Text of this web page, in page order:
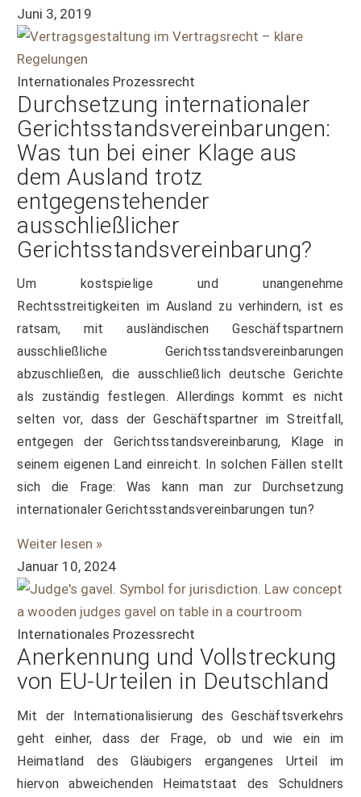
Juni 3, 2019
Internationales Prozessrecht
Durchsetzung internationaler
Gerichtsstandsvereinbarungen:
Was tun bei einer Klage aus
dem Ausland trotz
entgegenstehender
ausschließlicher
Gerichtsstandsvereinbarung?
Um kostspielige und unangenehme
Rechtsstreitigkeiten im Ausland zu verhindern, ist es
ratsam, mit ausländischen Geschäftspartnern
ausschließliche Gerichtsstandsvereinbarungen
abzuschließen, die ausschließlich deutsche Gerichte
als zuständig festlegen. Allerdings kommt es nicht
selten vor, dass der Geschäftspartner im Streitfall,
entgegen der Gerichtsstandsvereinbarung, Klage in
seinem eigenen Land einreicht. In solchen Fällen stellt
sich die Frage: Was kann man zur Durchsetzung
internationaler Gerichtsstandsvereinbarungen tun?
Weiter lesen »
Januar 10, 2024
Internationales Prozessrecht
Anerkennung und Vollstreckung
von EU-Urteilen in Deutschland
Mit der Internationalisierung des Geschäftsverkehrs
geht einher, dass der Frage, ob und wie ein im
Heimatland des Gläubigers ergangenes Urteil im
hiervon abweichenden Heimatstaat des Schuldners